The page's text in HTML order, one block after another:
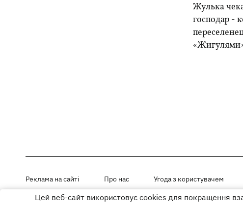
Жулька
господар -
Реклама на сайті Про нас Угода з користувачем
Матеріали під рубриками «Новини компанії», «PR» і «Факт» розміщені на
Цей веб-сайт використовує cookies для покращення